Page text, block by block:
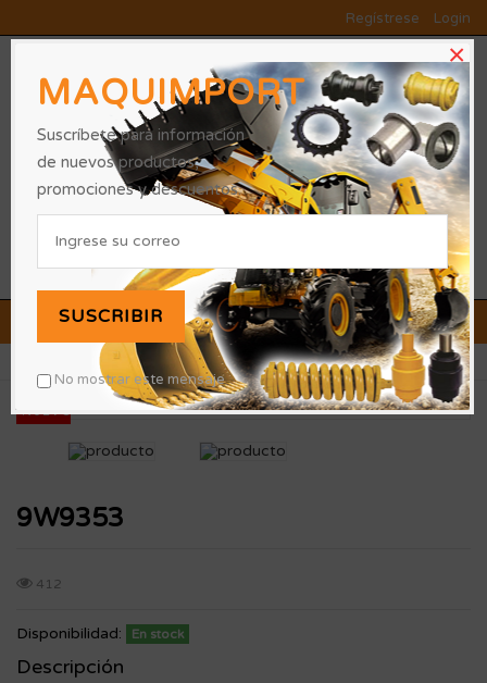
Regístrese Login
0
OFERTAS Y PROMOCIONES
RODAMIENTO 9W9353
NUEVO
9W9353
412
Disponibilidad: En stock
Descripción
×
MAQUIMPORT
Suscríbete para información
de nuevos productos,
promociones y descuentos.
SUSCRIBIR
No mostrar este mensaje